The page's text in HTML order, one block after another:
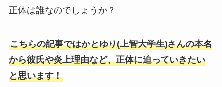
正体は誰なのでしょうか？
こちらの記事ではかとゆり(上智大学生)さんの本名
から彼氏や炎上理由など、正体に迫っていきたい
と思います！